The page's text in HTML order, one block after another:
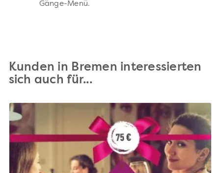
Gänge-Menü.
Kunden in Bremen interessierten
sich auch für...